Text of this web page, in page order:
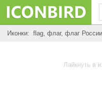
Иконки: flag, флаг, флаг
Лайкнуть в